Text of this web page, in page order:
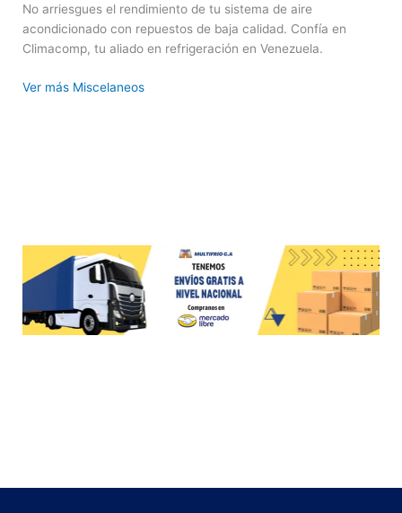
No arriesgues el rendimiento de tu sistema de aire
acondicionado con repuestos de baja calidad. Confía en
Climacomp, tu aliado en refrigeración en Venezuela.
Ver más Miscelaneos